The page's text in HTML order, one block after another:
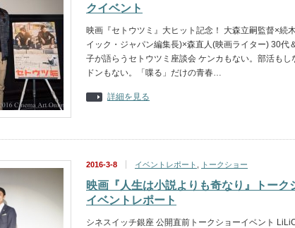
クイベント
映画『セトウツミ』大ヒット記念！ 大森立嗣監督×続
イック・ジャパン編集長)×森直人(映画ライター) 30代
子が語らうセトウツミ座談会 ケンカもない。部活もし
ドンもない。「喋る」だけの青春…
詳細を見る
2016-3-8 イベントレポート トークショー
映画『人生は小説よりも奇なり』トーク
イベントレポート
シネスイッチ銀座 公開直前トークショーイベント